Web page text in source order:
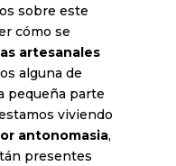
sobre este
cómo se
artesanales
alguna de
pequeña parte
viviendo
antonomasia,
presentes